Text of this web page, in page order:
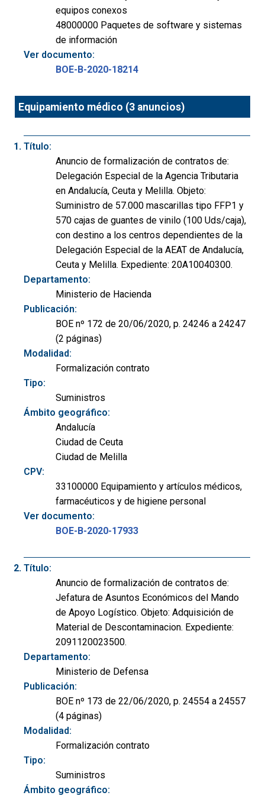
equipos conexos
48000000 Paquetes de software y sistemas
de información
Ver documento:
BOE-B-2020-18214
Equipamiento médico (3 anuncios)
Título:
Anuncio de formalización de contratos de:
Delegación Especial de la Agencia Tributaria
en Andalucía, Ceuta y Melilla. Objeto:
Suministro de 57.000 mascarillas tipo FFP1 y
570 cajas de guantes de vinilo (100 Uds/caja),
con destino a los centros dependientes de la
Delegación Especial de la AEAT de Andalucía,
Ceuta y Melilla. Expediente: 20A10040300.
Departamento:
Ministerio de Hacienda
Publicación:
BOE nº 172 de 20/06/2020, p. 24246 a 24247
(2 páginas)
Modalidad:
Formalización contrato
Tipo:
Suministros
Ámbito geográfico:
Andalucía
Ciudad de Ceuta
Ciudad de Melilla
CPV:
33100000 Equipamiento y artículos médicos,
farmacéuticos y de higiene personal
Ver documento:
BOE-B-2020-17933
Título:
Anuncio de formalización de contratos de:
Jefatura de Asuntos Económicos del Mando
de Apoyo Logístico. Objeto: Adquisición de
Material de Descontaminacion. Expediente:
2091120023500.
Departamento:
Ministerio de Defensa
Publicación:
BOE nº 173 de 22/06/2020, p. 24554 a 24557
(4 páginas)
Modalidad:
Formalización contrato
Tipo:
Suministros
Ámbito geográfico: